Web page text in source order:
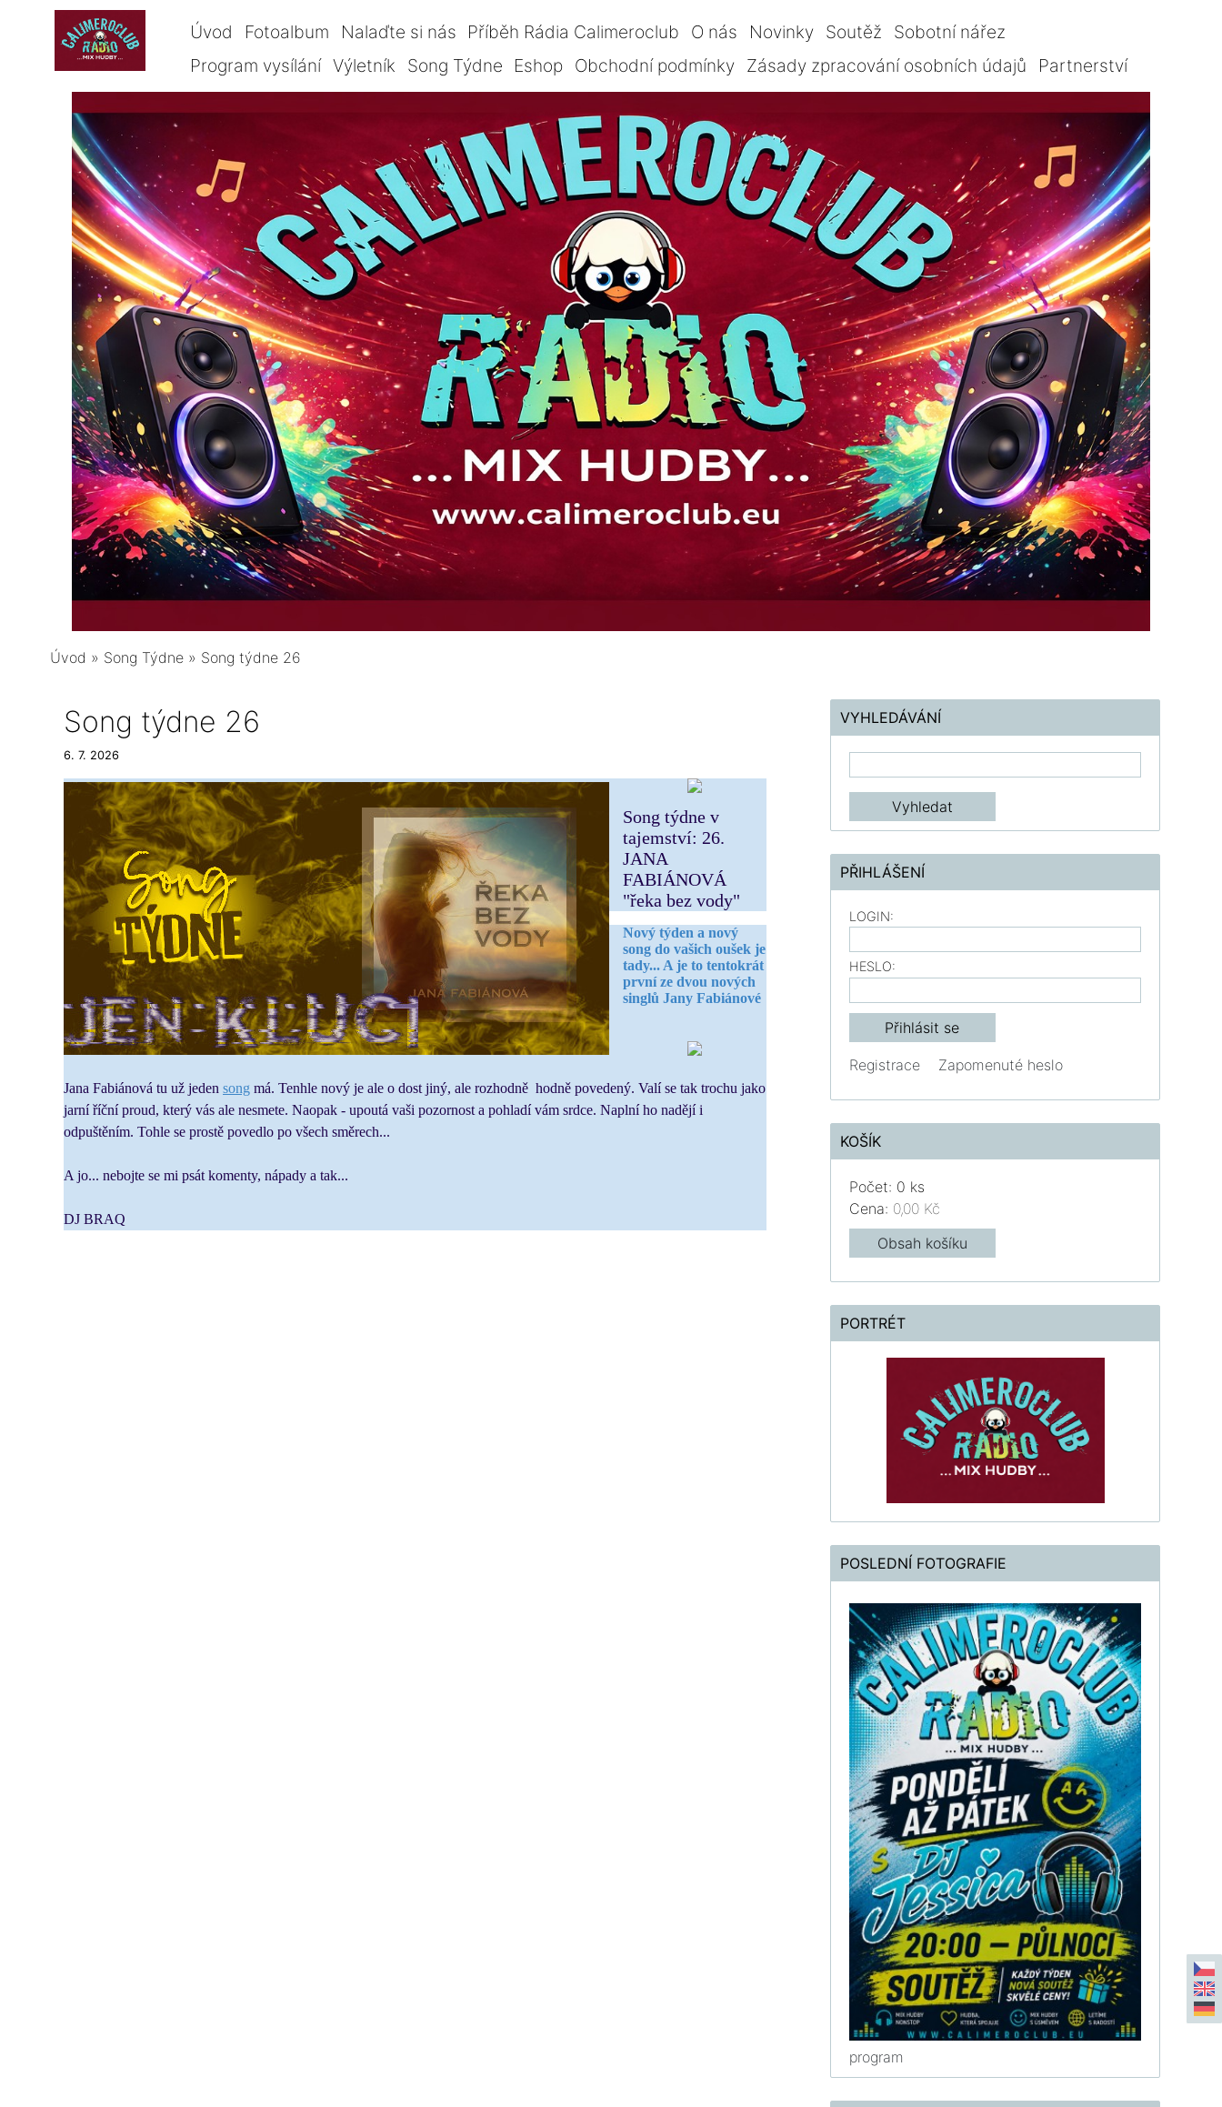
Úvod Fotoalbum Nalaďte si nás Příběh Rádia Calimeroclub O nás Novinky Soutěž
Sobotní nářez
Program vysílání Výletník Song Týdne Eshop Obchodní podmínky Zásady zpracování osobních údajů Partnerství
Úvod » Song Týdne » Song týdne 26
Song týdne 26
6. 7. 2026
Song týdne v
tajemství: 26.
JANA
FABIÁNOVÁ
"řeka bez vody"
Nový týden a nový
song do vašich oušek je
tady... A je to tentokrát
první ze dvou nových
singlů Jany Fabiánové
Jana Fabiánová tu už jeden song má. Tenhle nový je ale o dost jiný, ale rozhodně hodně povedený. Valí se tak trochu jako
jarní říční proud, který vás ale nesmete. Naopak - upoutá vaši pozornost a pohladí vám srdce. Naplní ho nadějí i
odpuštěním. Tohle se prostě povedlo po všech směrech...
A jo... nebojte se mi psát komenty, nápady a tak...
DJ BRAQ
VYHLEDÁVÁNÍ
PŘIHLÁŠENÍ
LOGIN:
HESLO:
Registrace Zapomenuté heslo
KOŠÍK
Počet: 0 ks
Cena: 0,00 Kč
Obsah košíku
PORTRÉT
POSLEDNÍ FOTOGRAFIE
program